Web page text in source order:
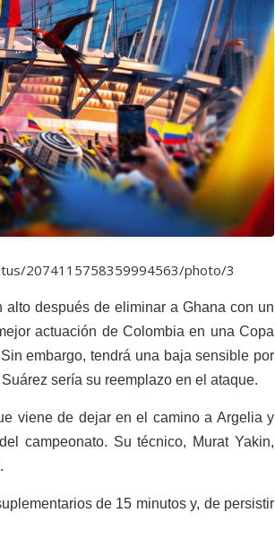
2074115758359994563/photo/3
después de eliminar a Ghana con un
actuación de Colombia en una Copa
embargo, tendrá una baja sensible por
sería su reemplazo en el ataque.
viene de dejar en el camino a Argelia y
campeonato. Su técnico, Murat Yakin,
de 15 minutos y, de persistir